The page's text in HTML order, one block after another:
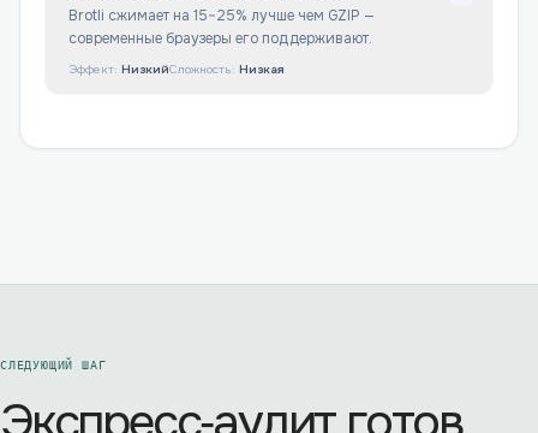
Brotli сжимает на 15–25% лучше чем GZIP —
современные браузеры его поддерживают.
Эффект: НизкийСложность: Низкая
СЛЕДУЮЩИЙ ШАГ